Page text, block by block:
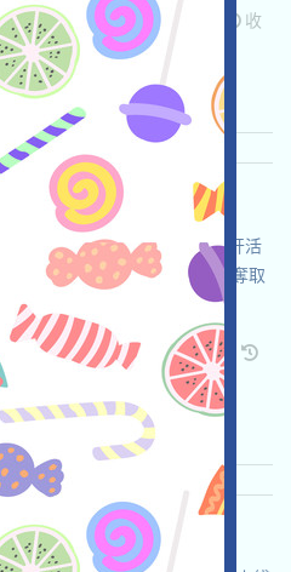
ERC/EVM Mail
收
02
3.1 查阅详情
语言：
於區塊鏈的全球貨運應用，打开活
並確保安全，完成各项任务，奪取
得更多！
ETH/ERC/EVM
邀请
02
3.0 查阅详情
语言：